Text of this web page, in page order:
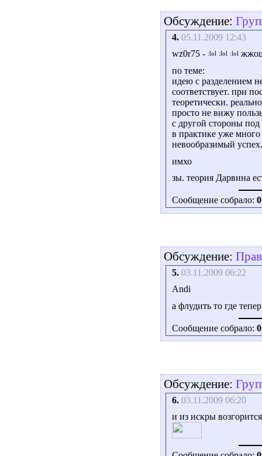
Обсуждение:
4. 05.11.2009 12:43
wz0r75 -
по теме:
идею с разделением
соответствует. при
теоретически.
просто не вижу
с другой стороны под
в практике уже
невообразимый успех.
имхо
зы. теория Дарвина
Сообщение собрало: 0
Обсуждение:
5. 03.11.2009 06:22
Andi
а флудить то где
Сообщение собрало: 0
Обсуждение:
6. 03.11.2009 06:20
и из искры